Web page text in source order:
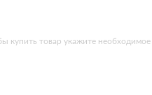
купить товар укажите необходимое